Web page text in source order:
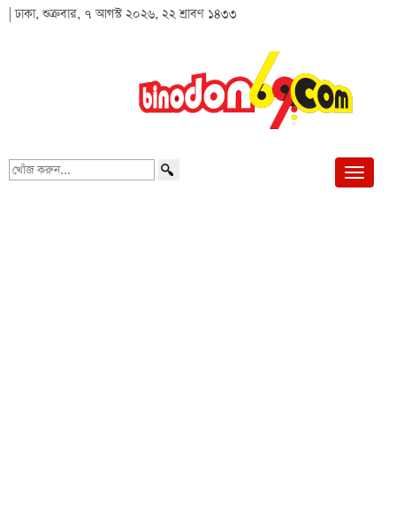
| ঢাকা, শুক্রবার, ৭ আগস্ট ২০২৬, ২২ শ্রাবণ ১৪৩৩
খোঁজ